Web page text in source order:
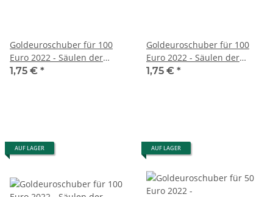
Goldeuroschuber für 100
Euro 2022 - Säulen der
Demokratie - Freiheit - F
1,75 € *
Goldeuroschuber für 100
Euro 2022 - Säulen der
Demokratie - Freiheit - G
1,75 € *
AUF LAGER AUF LAGER